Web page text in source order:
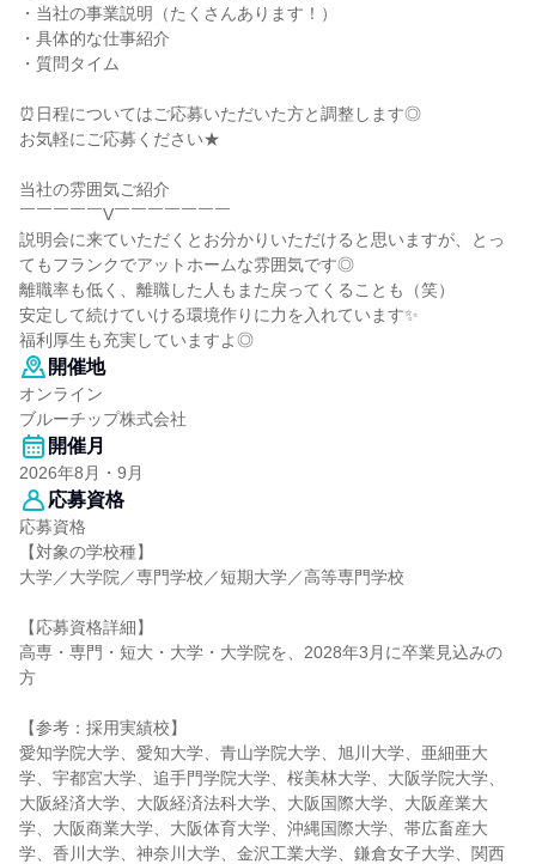
・当社の事業説明（たくさんあります！）
・具体的な仕事紹介
・質問タイム
⏰日程についてはご応募いただいた方と調整します◎
お気軽にご応募ください★
当社の雰囲気ご紹介
￣￣￣￣￣V￣￣￣￣￣￣￣
説明会に来ていただくとお分かりいただけると思いますが、とっ
てもフランクでアットホームな雰囲気です◎
離職率も低く、離職した人もまた戻ってくることも（笑）
安定して続けていける環境作りに力を入れています✨
福利厚生も充実していますよ◎
開催地
オンライン
ブルーチップ株式会社
開催月
2026年8月・9月
応募資格
応募資格
【対象の学校種】
大学／大学院／専門学校／短期大学／高等専門学校
【応募資格詳細】
高専・専門・短大・大学・大学院を、2028年3月に卒業見込みの
方
【参考：採用実績校】
愛知学院大学、愛知大学、青山学院大学、旭川大学、亜細亜大
学、宇都宮大学、追手門学院大学、桜美林大学、大阪学院大学、
大阪経済大学、大阪経済法科大学、大阪国際大学、大阪産業大
学、大阪商業大学、大阪体育大学、沖縄国際大学、帯広畜産大
学、香川大学、神奈川大学、金沢工業大学、鎌倉女子大学、関西